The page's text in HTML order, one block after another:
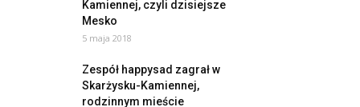
Kamiennej, czyli dzisiejsze
Mesko
5 maja 2018
Zespół happysad zagrał w
Skarżysku-Kamiennej,
rodzinnym mieście